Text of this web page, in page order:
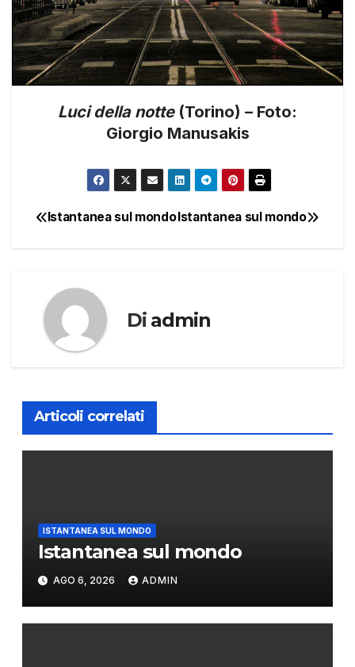
Luci della notte(Torino) – Foto:
Giorgio Manusakis
NavigazioneIstantanea sul mondo
Istantanea sul mondo
Di admin
Articoli correlati
ISTANTANEA SUL MONDO
Istantanea sul mondo
AGO 6, 2026 ADMIN